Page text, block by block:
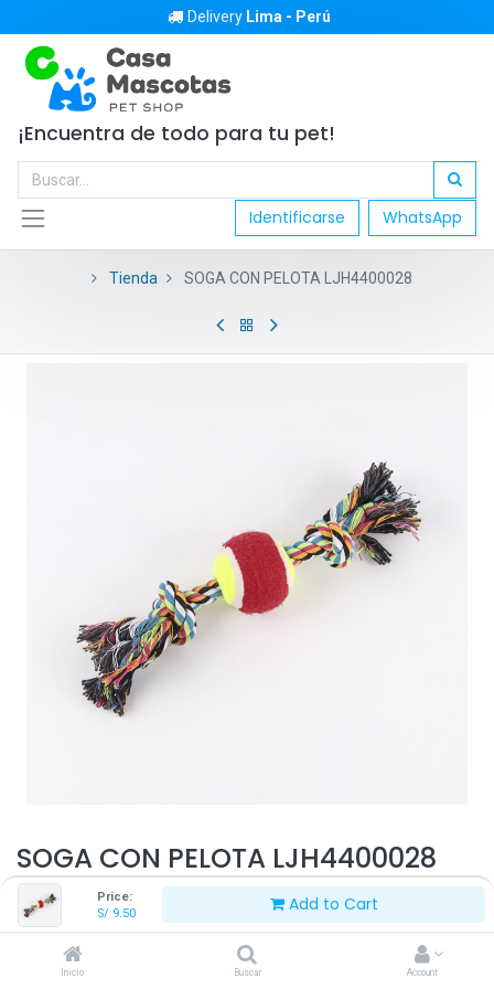
Price:
S/ 9.50 Add to Cart
Inicio Buscar Account
Delivery Lima - Perú
¡Encuentra de todo para tu pet!
Identificarse WhatsApp
Tienda SOGA CON PELOTA LJH4400028
SOGA CON PELOTA LJH4400028
Este producto ya no está disponible.